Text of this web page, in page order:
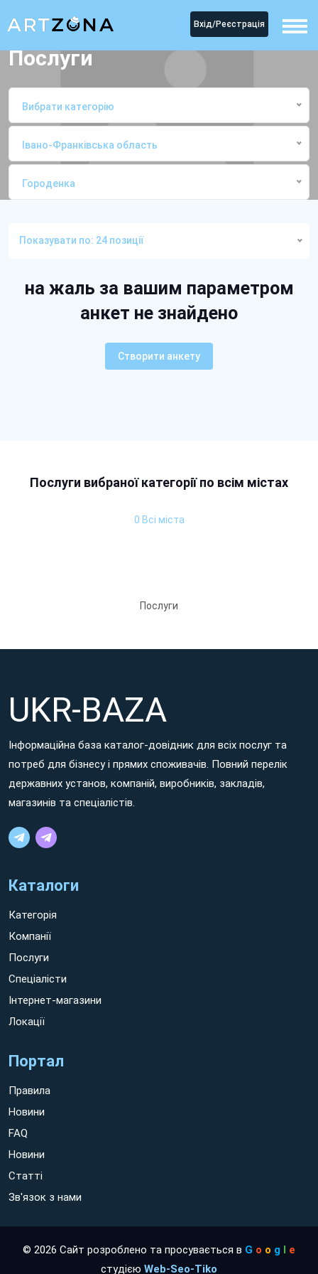
Вхід/Реєстрація
Послуги
Вибрати категорію
Івано-Франківська область
Городенка
Показувати по: 24 позиції
на жаль за вашим параметром
анкет не знайдено
Створити анкету
Послуги вибраної категорії по всім містах
0 Всі міста
Послуги
UKR-BAZA
Інформаційна база каталог-довідник для всіх послуг та
потреб для бізнесу і прямих споживачів. Повний перелік
державних установ, компаній, виробників, закладів,
магазинів та спеціалістів.
Каталоги
Категорія
Компанії
Послуги
Спеціалісти
Інтернет-магазини
Локації
Портал
Правила
Новини
FAQ
Новини
Статті
Зв'язок з нами
© 2026 Сайт розроблено та просувається в G o o g l e
студією Web-Seo-Tiko